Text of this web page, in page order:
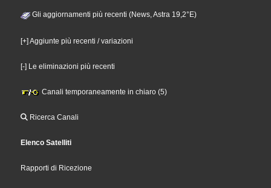
Gli aggiornamenti più recenti (News, Astra 19,2°E)
[+] Aggiunte più recenti / variazioni
[-] Le eliminazioni più recenti
Canali temporaneamente in chiaro (5)
Ricerca Canali
Elenco Satelliti
Rapporti di Ricezione